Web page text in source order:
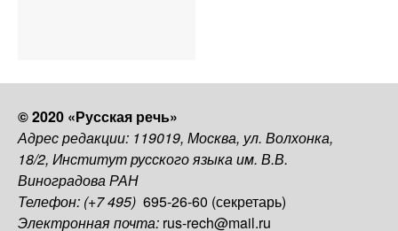
© 2020 «Русская речь»
Адрес редакции: 119019, Москва, ул. Волхонка,
18/2, Институт русского языка им. В.В.
Виноградова РАН
Телефон: (+7 495) 695-26-60 (секретарь)
Электронная почта: rus-rech@mail.ru